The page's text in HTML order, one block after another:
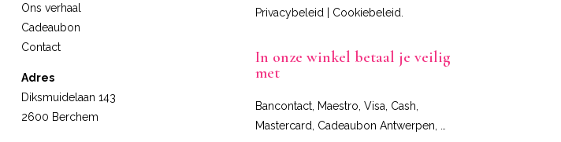
Ons verhaal
Cadeaubon
Contact
Adres
Diksmuidelaan 143
2600 Berchem
Privacybeleid
Cookiebeleid
In onze winkel betaal je veilig
met
Bancontact, Maestro, Visa, Cash,
Mastercard, Cadeaubon Antwerpen, …